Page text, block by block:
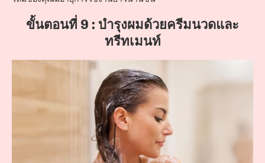
ขั้นตอนที่ 9 : บำรุงผมด้วยครีมนวดและ
ทรีทเมนท์